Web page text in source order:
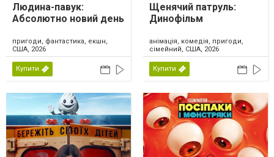
Людина-павук:
Абсолютно новий день
пригоди, фантастика, екшн,
США, 2026
Купити
Щенячий патруль:
Динофільм
анімація, комедія, пригоди,
сімейний, США, 2026
Купити